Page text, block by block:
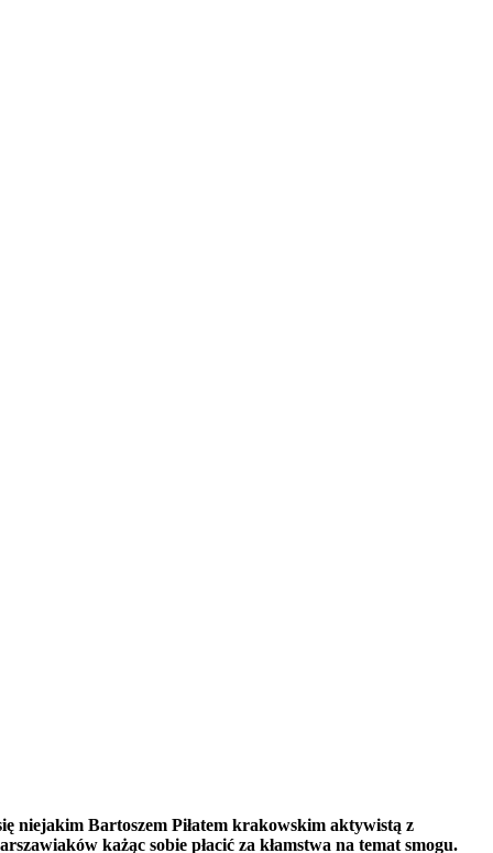
niejakim Bartoszem Piłatem krakowskim aktywistą z
każąc sobie płacić za kłamstwa na temat smogu.